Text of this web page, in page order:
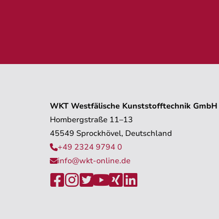
WKT Westfälische Kunststofftechnik GmbH
Hombergstraße 11–13
45549 Sprockhövel, Deutschland
+49 2324 9794 0
info@wkt-online.de
  